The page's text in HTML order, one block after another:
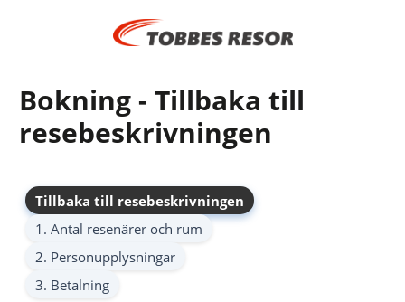
Bokning - Tillbaka till
resebeskrivningen
Tillbaka till resebeskrivningen
1. Antal resenärer och rum
2. Personupplysningar
3. Betalning